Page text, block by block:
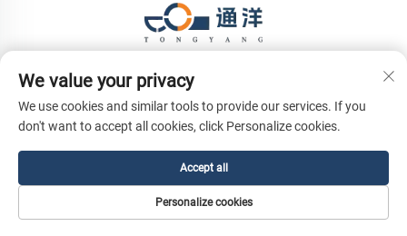
Equipment Co., Ltd. Sva prava pridržana.
We value your privacy
We use cookies and similar tools to provide our services. If you
don't want to accept all cookies, click Personalize cookies.
Personalize cookies
Accept all